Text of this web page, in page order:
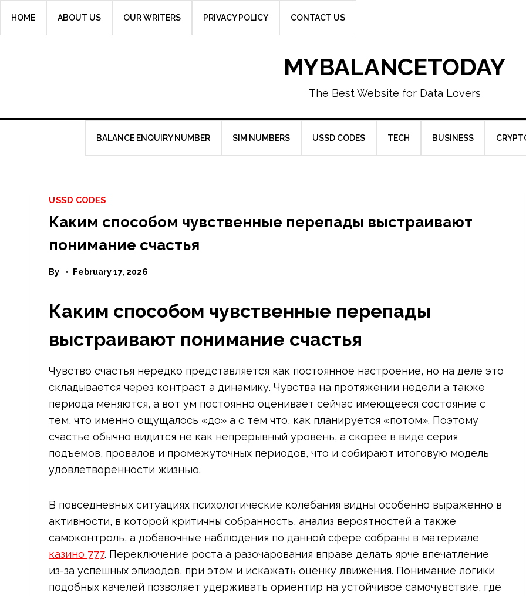
HOME ABOUT US OUR WRITERS PRIVACY POLICY CONTACT US
MYBALANCETODAY
The Best Website for Data Lovers
BALANCE ENQUIRY NUMBER SIM NUMBERS USSD CODES TECH BUSINESS
USSD CODES
Каким способом чувственные перепады выстраивают
понимание счастья
By February 17, 2026
Каким способом чувственные перепады
выстраивают понимание счастья
Чувство счастья нередко представляется как постоянное настроение, но на деле это
складывается через контраст а динамику. Чувства на протяжении недели а также
периода меняются, а вот ум постоянно оценивает сейчас имеющееся состояние с
тем, что именно ощущалось «до» а с тем что, как планируется «потом». Поэтому
счастье обычно видится не как непрерывный уровень, а скорее в виде серия
подъемов, провалов и промежуточных периодов, что и собирают итоговую модель
удовлетворенности жизнью.
В повседневных ситуациях психологические колебания видны особенно выраженно в
активности, в которой критичны собранность, анализ вероятностей а также
самоконтроль, а добавочные наблюдения по данной сфере собраны в материале
казино 777. Переключение роста а разочарования вправе делать ярче впечатление
из-за успешных эпизодов, при этом и искажать оценку движения. Понимание логики
подобных качелей позволяет удерживать ориентир на устойчивое самочувствие, где